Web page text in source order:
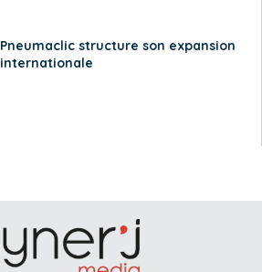
Pneumaclic structure son expansion
internationale